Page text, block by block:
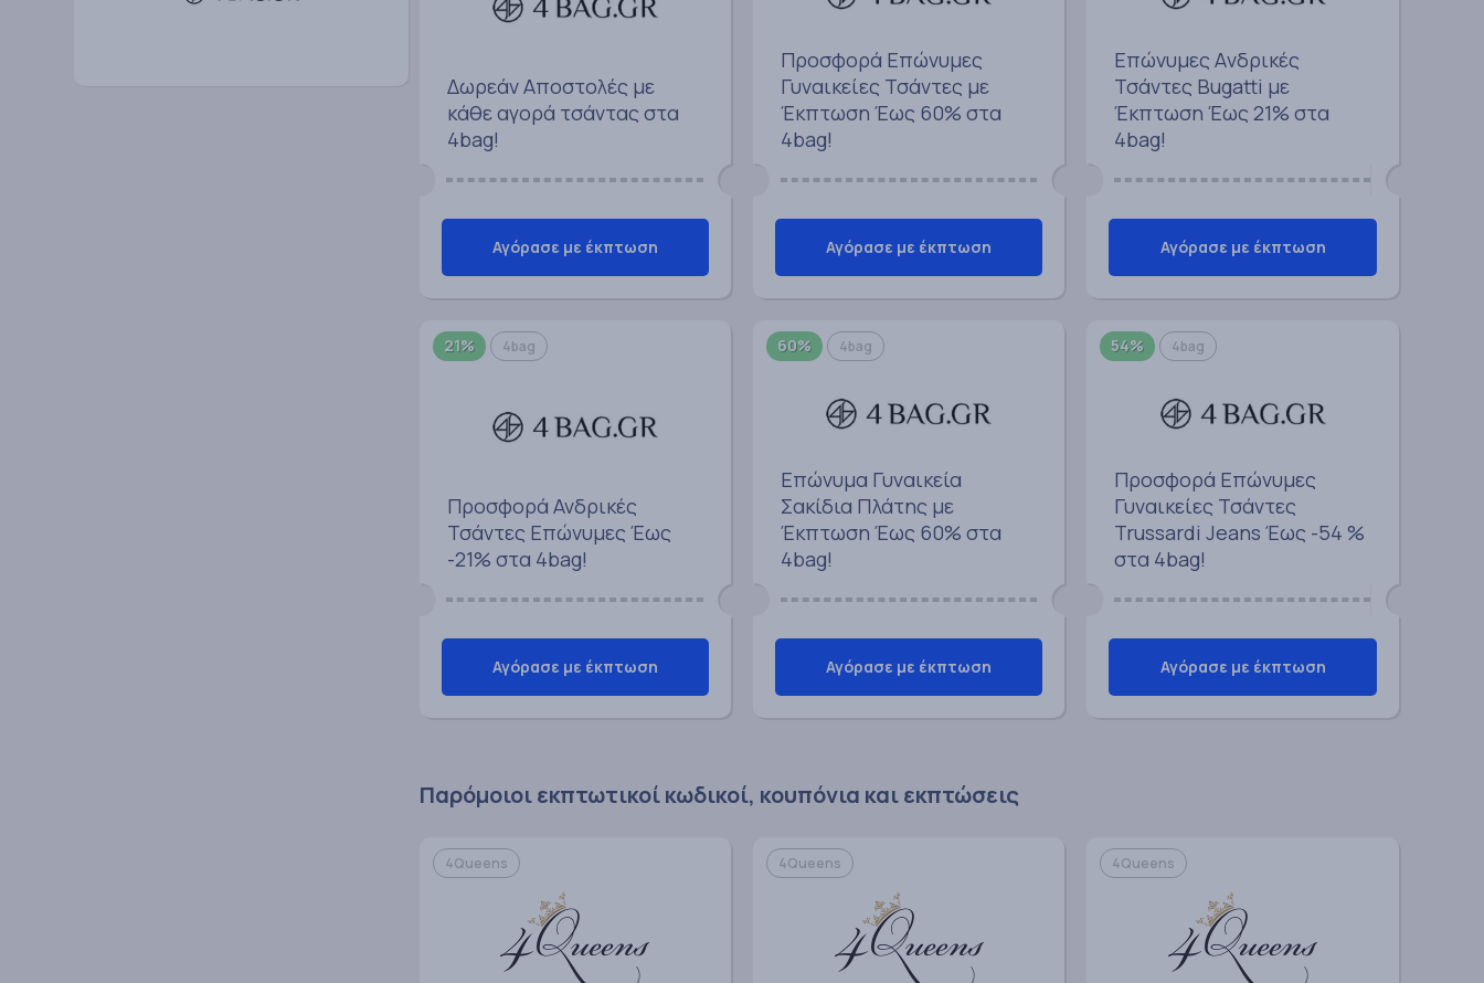
Δωρεάν Αποστολές με
κάθε αγορά τσάντας στα
4bag!
Αγόρασε με έκπτωση
Προσφορά Επώνυμες
Γυναικείες Τσάντες με
Έκπτωση Έως 60% στα
4bag!
Αγόρασε με έκπτωση
Επώνυμες Aνδρικές
Τσάντες Bugatti με
Έκπτωση Έως 21% στα
4bag!
Αγόρασε με έκπτωση
21% 4bag
Προσφορά Ανδρικές
Τσάντες Επώνυμες Έως
-21% στα 4bag!
Αγόρασε με έκπτωση
60% 4bag
Επώνυμα Γυναικεία
Σακίδια Πλάτης με
Έκπτωση Έως 60% στα
4bag!
Αγόρασε με έκπτωση
54% 4bag
Προσφορά Επώνυμες
Γυναικείες Τσάντες
Trussardi Jeans Έως -54 %
στα 4bag!
Αγόρασε με έκπτωση
Παρόμοιοι εκπτωτικοί κωδικοί, κουπόνια και εκπτώσεις
4Queens 4Queens 4Queens